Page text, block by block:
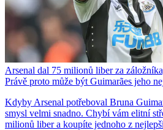
Arsenal dal 75 milionů liber za
Právě proto může být Guimarães jeho
Kdyby Arsenal potřeboval Bruna
smysl velmi snadno. Chybí vám elitní
milionů liber a koupíte jednoho z